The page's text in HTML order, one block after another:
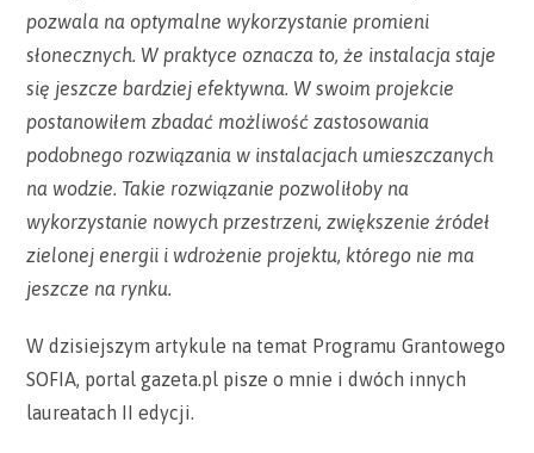
pozwala na optymalne wykorzystanie promieni
słonecznych. W praktyce oznacza to, że instalacja staje
się jeszcze bardziej efektywna. W swoim projekcie
postanowiłem zbadać możliwość zastosowania
podobnego rozwiązania w instalacjach umieszczanych
na wodzie. Takie rozwiązanie pozwoliłoby na
wykorzystanie nowych przestrzeni, zwiększenie źródeł
zielonej energii i wdrożenie projektu, którego nie ma
jeszcze na rynku.
W dzisiejszym artykule na temat Programu Grantowego
SOFIA, portal gazeta.pl pisze o mnie i dwóch innych
laureatach II edycji.